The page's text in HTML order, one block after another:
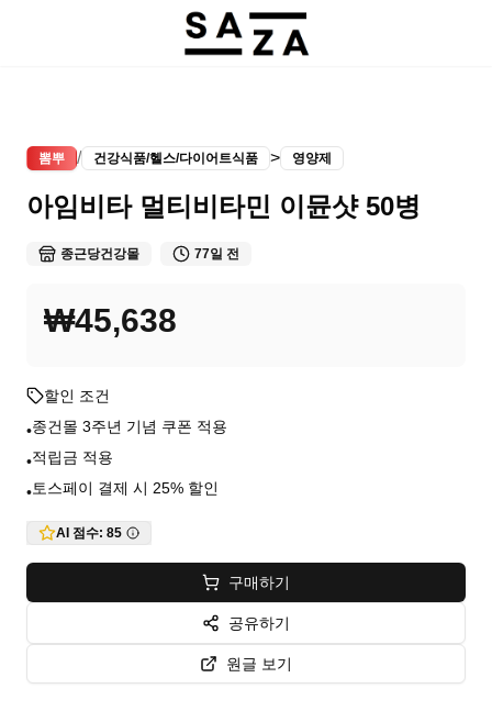
뽐뿌 / 건강식품/헬스/다이어트식품 > 영양제
아임비타 멀티비타민 이뮨샷 50병
종근당건강몰 77일 전
₩45,638
할인 조건
•종건몰 3주년 기념 쿠폰 적용
•적립금 적용
•토스페이 결제 시 25% 할인
AI 점수: 85
구매하기
공유하기
원글 보기